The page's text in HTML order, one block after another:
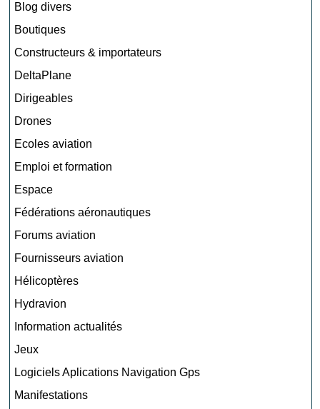
Blog divers
Boutiques
Constructeurs & importateurs
DeltaPlane
Dirigeables
Drones
Ecoles aviation
Emploi et formation
Espace
Fédérations aéronautiques
Forums aviation
Fournisseurs aviation
Hélicoptères
Hydravion
Information actualités
Jeux
Logiciels Aplications Navigation Gps
Manifestations